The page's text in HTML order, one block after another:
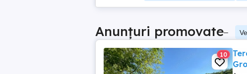
Anunțuri promovate–
10